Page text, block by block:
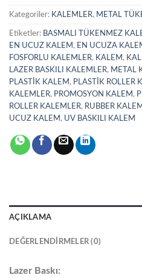
Kategoriler: KALEMLER, METAL
Etiketler: BASMALI TÜKENMEZ
EN UCUZ KALEM , EN UCUZA
FOSFORLU KALEMLER, KALEM ,
LAZER BASKILI KALEMLER, METAL
PLASTİK KALEM , PLASTİK ROLLER
KALEMLER, PROMOSYON KALEM ,
ROLLER KALEMLER, RUBBER KALEM
UCUZ KALEM , UV BASKILI KALEM
AÇIKLAMA
DEĞERLENDIRMELER (0)
Lazer Baskı: